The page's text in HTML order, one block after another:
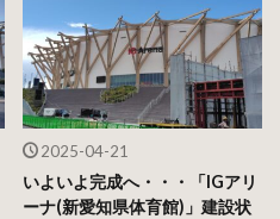
2025-04-21
いよいよ完成へ・・・「IGアリ
ーナ(新愛知県体育館)」建設状